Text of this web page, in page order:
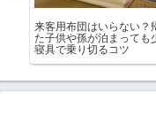
来客用布団はいらない？
た子供や孫が泊まっても
寝具で乗り切るコツ